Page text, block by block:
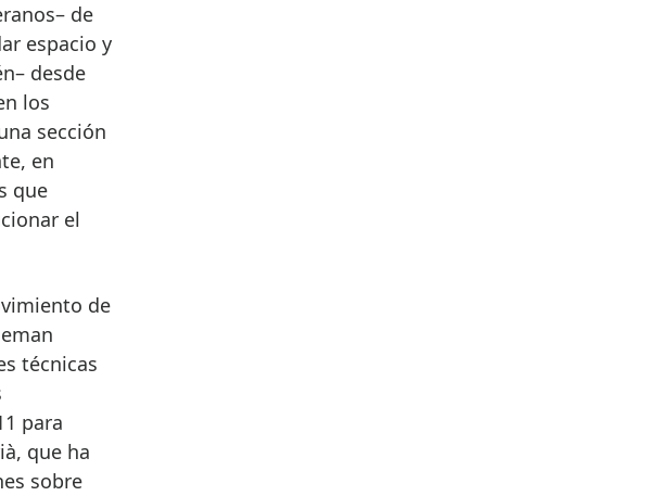
de
espacio y
desde
los
sección
en
que
el
de
técnicas
para
que ha
sobre